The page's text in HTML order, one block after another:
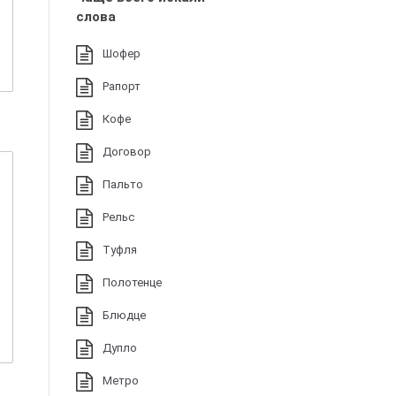
слова
Шофер
Рапорт
Кофе
Договор
Пальто
Рельс
Туфля
Полотенце
Блюдце
Дупло
Метро